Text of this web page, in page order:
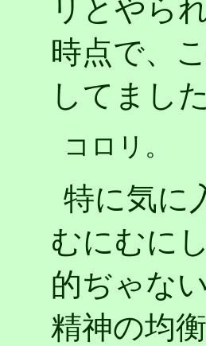
リとやら
時点で、
してました
コロリ。
特に気に
むにむに
的ぢゃな
精神の均